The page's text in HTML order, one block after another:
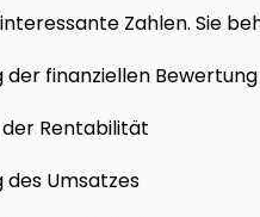
Zahlen. Sie
der finanziellen Bewertung
der Rentabilität
des Umsatzes